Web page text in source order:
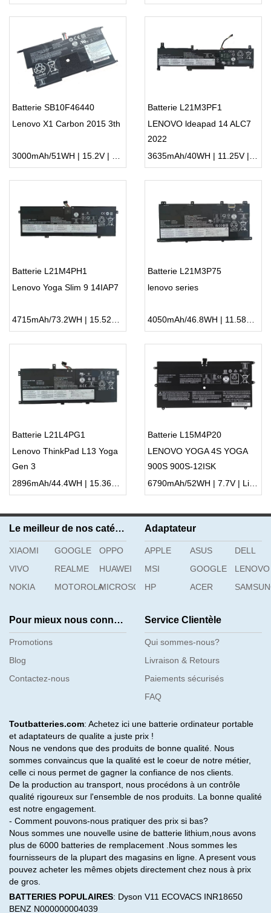
14ISK-IFI 710-14ISK-ISE
Batterie SB10F46440
Lenovo X1 Carbon 2015 3th
3000mAh/51WH | 15.2V | Li-ion ...
Batterie L21M3PF1
LENOVO ldeapad 14 ALC7
2022
3635mAh/40WH | 11.25V | Li-ion ...
Batterie L21M4PH1
Lenovo Yoga Slim 9 14IAP7
4715mAh/73.2WH | 15.52V | Li-ion ...
Batterie L21M3P75
lenovo series
4050mAh/46.8WH | 11.58V | Li-ion ...
Batterie L21L4PG1
Lenovo ThinkPad L13 Yoga
Gen 3
2896mAh/44.4WH | 15.36V | Li-ion ...
Batterie L15M4P20
LENOVO YOGA 4S YOGA
900S 900S-12ISK
6790mAh/52WH | 7.7V | Li-ion ...
Le meilleur de nos catégories
XIAOMI GOOGLE
OPPO
VIVO
REALME
HUAWEI
NOKIA
MOTOROLAMICROSOFT
Adaptateur
APPLE ASUS
DELL
MSI
GOOGLE
LENOVO
HP
ACER
Pour mieux nous connaître
Promotions
Blog
Contactez-nous
Service Clientèle
Qui sommes-nous?
Livraison & Retours
Paiements sécurisés
FAQ
Toutbatteries.com: Achetez ici une batterie ordinateur portable
et adaptateurs de qualite a juste prix !
Nous ne vendons que des produits de bonne qualité. Nous
sommes convaincus que la qualité est le coeur de notre métier,
celle ci nous permet de gagner la confiance de nos clients.
De la production au transport, nous procédons à un contrôle
qualité rigoureux sur l'ensemble de nos produits. La bonne qualité
est notre engagement.
- Comment pouvons-nous pratiquer des prix si bas?
Nous sommes une nouvelle usine de batterie lithium,nous avons
plus de 6000 batteries de remplacement .Nous sommes les
fournisseurs de la plupart des magasins en ligne. A present vous
pouvez acheter les mêmes objets directement chez nous à prix
de gros.
BATTERIES POPULAIRES: Dyson V11 ECOVACS INR18650
BENZ N000000004039